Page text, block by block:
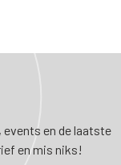
en de laatste
en mis niks!